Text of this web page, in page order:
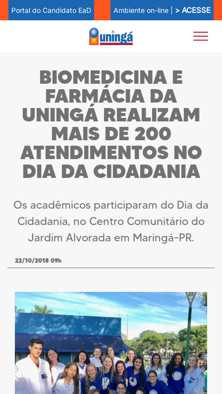
Portal do Candidato EaD Ambiente on-line | > ACESSE
BIOMEDICINA E
FARMÁCIA DA
UNINGÁ REALIZAM
MAIS DE 200
ATENDIMENTOS NO
DIA DA CIDADANIA
Os acadêmicos participaram do Dia da
Cidadania, no Centro Comunitário do
Jardim Alvorada em Maringá-PR.
22/10/2018 09h